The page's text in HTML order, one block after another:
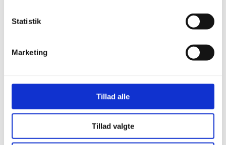
Statistik
Marketing
Tillad alle
Tillad valgte
Her er alle vinderne fra årets Danish
Rainbow Awards